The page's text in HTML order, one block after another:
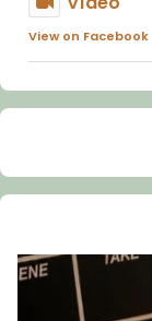
View on Facebook
La
dos mesos,
Recupera
tican